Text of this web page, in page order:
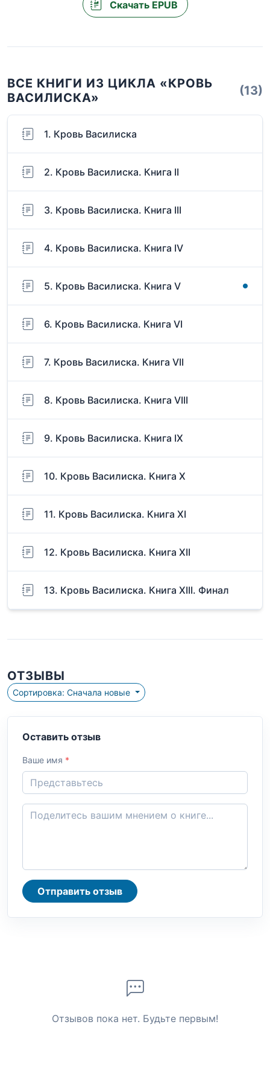
Скачать EPUB
ВСЕ КНИГИ ИЗ ЦИКЛА «КРОВЬ
ВАСИЛИСКА»
(13)
1. Кровь Василиска
2. Кровь Василиска. Книга II
3. Кровь Василиска. Книга III
4. Кровь Василиска. Книга IV
5. Кровь Василиска. Книга V
6. Кровь Василиска. Книга VI
7. Кровь Василиска. Книга VII
8. Кровь Василиска. Книга VIII
9. Кровь Василиска. Книга IX
10. Кровь Василиска. Книга X
11. Кровь Василиска. Книга XI
12. Кровь Василиска. Книга XII
13. Кровь Василиска. Книга XIII. Финал
ОТЗЫВЫ
Сортировка: Сначала новые
Оставить отзыв
Ваше имя *
Отправить отзыв
Отзывов пока нет. Будьте первым!